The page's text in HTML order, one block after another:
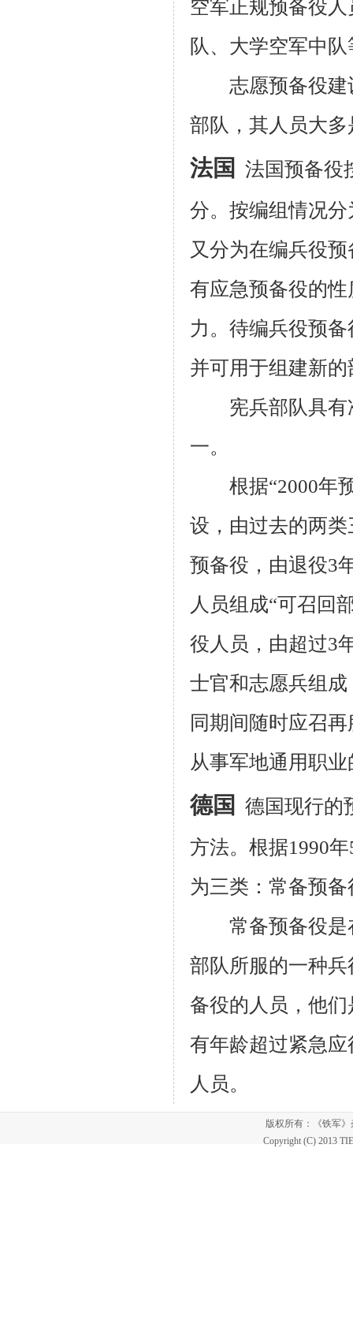
空军正规预备役
队、大学空军中队
志愿预备役
部队，其人员大
法国 法国预备役
分。按编组情况
又分为在编兵役
有应急预备役的
力。待编兵役预
并可用于组建新的
宪兵部队具
一。
根据“2000年
设，由过去的两
预备役，由退役3
人员组成“可召回
役人员，由超过3
士官和志愿兵组
同期间随时应召
从事军地通用职
德国 德国现行的
方法。根据1990年
为三类：常备预
常备预备役
部队所服的一种
备役的人员，他
有年龄超过紧急
人员。
版权所有：《铁军
Copyright (C) 2013